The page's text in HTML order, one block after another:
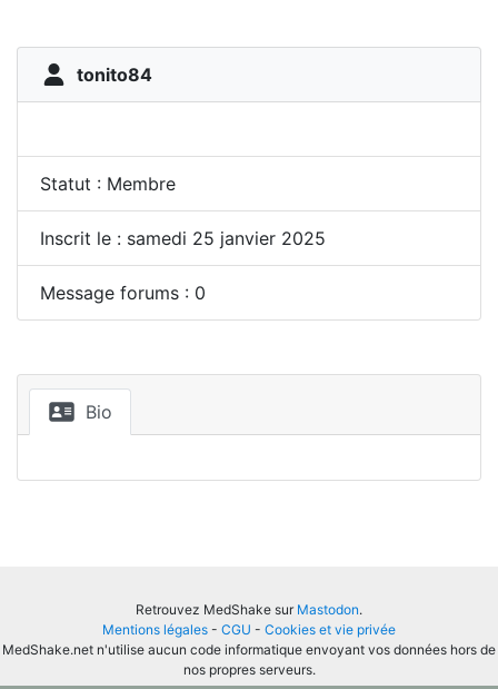
tonito84
Statut : Membre
Inscrit le : samedi 25 janvier 2025
Message forums : 0
Bio
Retrouvez MedShake sur Mastodon.
Mentions légales - CGU - Cookies et vie privée
MedShake.net n'utilise aucun code informatique envoyant vos données hors de
nos propres serveurs.